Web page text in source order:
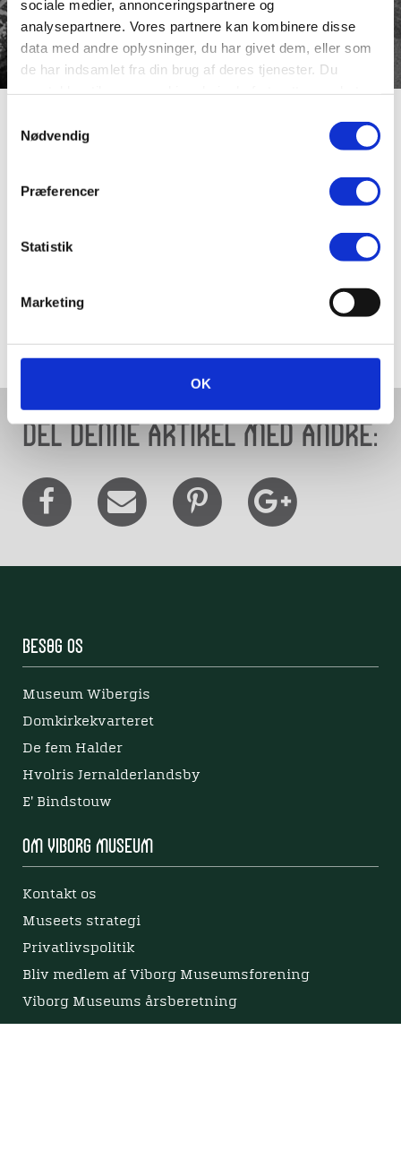
sociale medier, annonceringspartnere og
analysepartnere. Vores partnere kan kombinere disse
data med andre oplysninger, du har givet dem, eller som
de har indsamlet fra din brug af deres tjenester. Du
Nødvendig
Præferencer
Statistik
Marketing
OK
Rådyrhøjen
Vejen ligger i det område i Overlund imellem Nørresø og
Sognerådet i den daværende Asmild-Tapdrup kommune
navngav en af de ældste veje Øgårdshøjen og senere
kvarteret blev udstykket, kom alle vejnavne til at slutte
med ordet højen, så kvarteret sommetider omtales som
Del denne artikel med andre:
Besøg os
Museum Wibergis
Domkirkekvarteret
De fem Halder
Hvolris Jernalderlandsby
E' Bindstouw
Om Viborg Museum
Kontakt os
Museets strategi
Privatlivspolitik
Bliv medlem af Viborg Museumsforening
Viborg Museums årsberetning